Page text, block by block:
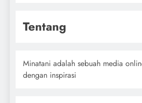
Tentang
Minatani adalah sebuah media
dengan inspirasi